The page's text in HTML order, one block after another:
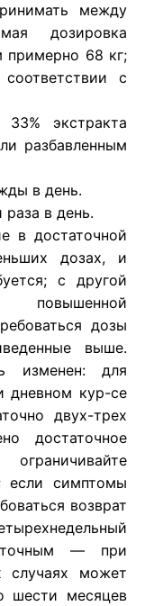
между
дозировка
примерно 68 кг;
с
экстракта
разбавленным
в день.
раза в день.
в достаточной
дозах, и
с другой
дозы
выше.
изменен: для
дневном кур-се
двух-трех
достаточное
если симптомы
возврат
— при
случаях может
шести месяцев